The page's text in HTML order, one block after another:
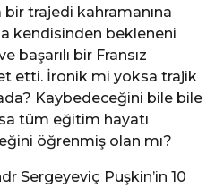
bir trajedi kahramanına
kendisinden bekleneni
başarılı bir Fransız
etti. İronik mi yoksa trajik
Kaybedeceğini bile bile
tüm eğitim hayatı
öğrenmiş olan mı?
Sergeyeviç Puşkin’in 10